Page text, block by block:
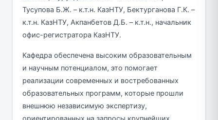
Тусупова Б.Ж. – к.т.н. КазНТУ, Бектурганова Г.К. –
к.т.н. КазНТУ, Акпанбетов Д.Б. – к.т.н., начальник
офис-регистратора КазНТУ.
Кафедра обеспечена высоким образовательным
и научным потенциалом, это помогает
реализации современных и востребованных
образовательных программ, которые прошли
внешнюю независимую экспертизу,